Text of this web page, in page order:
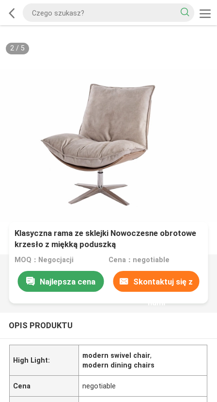
2/ 5
Klasyczna rama ze sklejki Nowoczesne obrotowe
krzesło z miękką poduszką
MOQ：Negocjacji Cena：negotiable
Najlepsza cena Skontaktuj się z
nami
OPIS PRODUKTU
High Light:
modern swivel chair,
modern dining chairs
Cena negotiable